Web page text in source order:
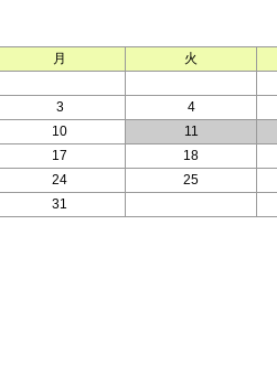
月 火
3
4
10
11
17
18
24
25
31